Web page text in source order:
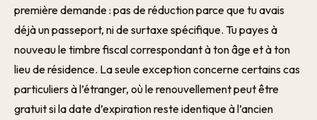
première demande : pas de réduction parce que tu avais
déjà un passeport, ni de surtaxe spécifique. Tu payes à
nouveau le timbre fiscal correspondant à ton âge et à ton
lieu de résidence. La seule exception concerne certains cas
particuliers à l’étranger, où le renouvellement peut être
gratuit si la date d’expiration reste identique à l’ancien